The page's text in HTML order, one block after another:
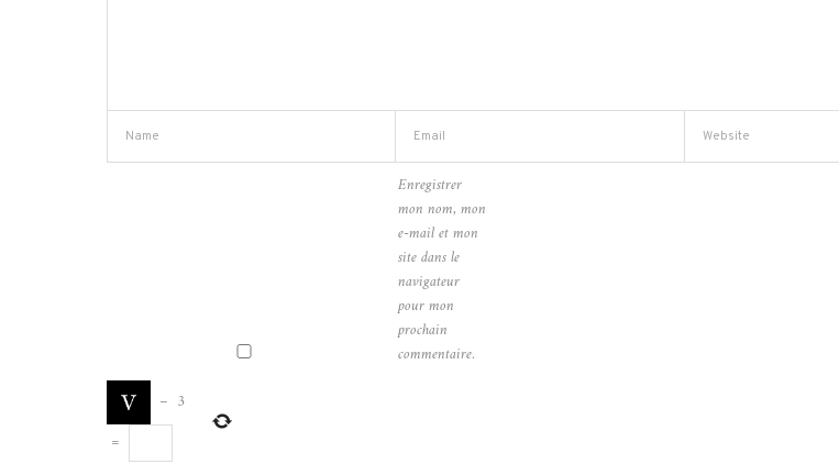
Enregistrer
mon nom, mon
e-mail et mon
site dans le
navigateur
pour mon
prochain
commentaire.
− 3
=